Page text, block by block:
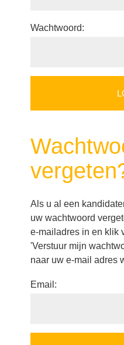
Wachtwoord:
Als u al een
uw wachtwoord
e-mailadres in en klik
'Verstuur mijn
naar uw e-mail adres
Email: